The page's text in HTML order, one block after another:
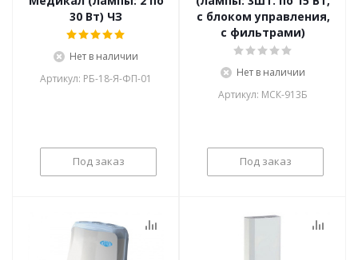
30 Вт) ЧЗ
Нет в наличии
Артикул: РБ-18-Я-ФП-01
Под заказ
с блоком управления,
с фильтрами)
Нет в наличии
Артикул: МСК-913Б
Под заказ